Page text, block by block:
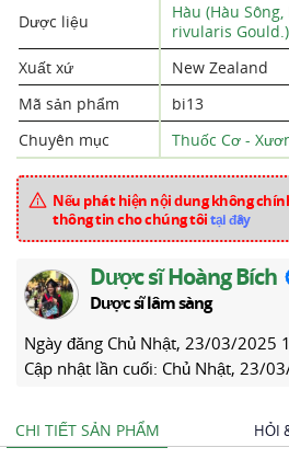
Dược liệu
Hàu (Hàu
rivularis Gould.)
Xuất xứ
New Zealand
Mã sản phẩm
bi13
Chuyên mục
Thuốc Cơ -
Nếu phát hiện nội dung không
thông tin cho chúng tôitại đây
Dược sĩ Hoàng Bích
Dược sĩ lâm sàng
Ngày đăng Chủ Nhật, 23/03/2025
Cập nhật lần cuối: Chủ Nhật, 23/
CHI TIẾT SẢN PHẨM HỎI